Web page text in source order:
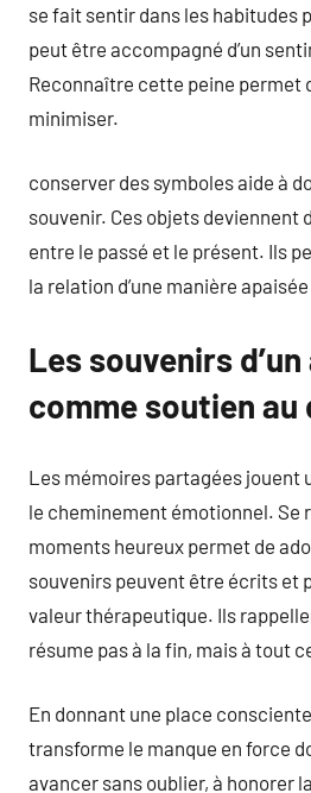
se fait sentir dans les habitudes
peut être accompagné d’un
Reconnaître cette peine permet
minimiser.
conserver des symboles aide à
souvenir. Ces objets deviennent
entre le passé et le présent. Ils
la relation d’une manière
Les souvenirs
comme soutien au
Les mémoires partagées jouent
le cheminement émotionnel. Se
moments heureux permet de
souvenirs peuvent être écrits et
valeur thérapeutique. Ils
résume pas à la fin, mais à tout
En donnant une place
transforme le manque en force
avancer sans oublier, à honorer